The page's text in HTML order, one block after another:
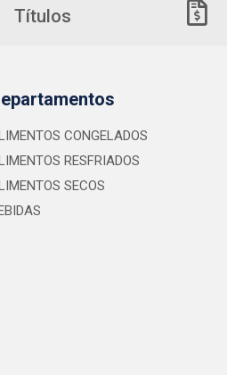
Títulos
CONGELADOS
RESFRIADOS
SECOS